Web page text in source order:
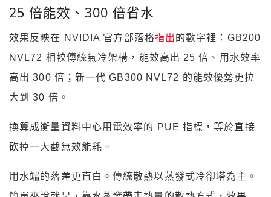
25 倍能效、300 倍省水
效果反映在 NVIDIA 官方部落格指出的數字裡：GB200
NVL72 相較傳統氣冷架構，能效高出 25 倍、用水效率
高出 300 倍；新一代 GB300 NVL72 的能效優勢更拉
大到 30 倍。
換算成衡量資料中心用電效率的 PUE 指標，等於直接
砍掉一大截無效能耗。
用水端的落差更直白。傳統散熱以蒸發式冷卻塔為主。